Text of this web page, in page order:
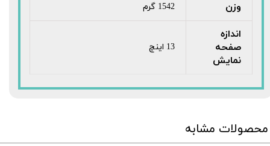
وزن 1542 گرم
اندازه
صفحه
نمایش
13 اینچ
محصولات مشابه